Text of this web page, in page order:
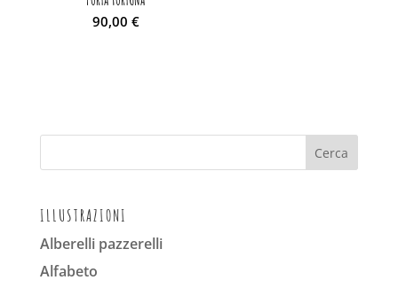
90,00€
ILLUSTRAZIONI
Alberelli pazzerelli
Alfabeto